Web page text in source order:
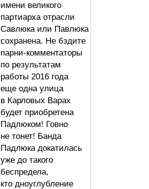
имени великого
партиарха отрасли
Савлюка или Павлюка
сохранена. Не бздите
парни-комментаторы
по результатам
работы 2016 года
еще одна улица
в Карловых Варах
будет приобретена
Падлюком! Говно
не тонет! Банда
Падлюка докатилась
уже до такого
беспредела,
кто дноуглубление